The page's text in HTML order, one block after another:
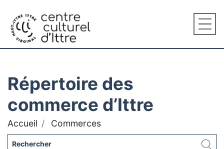
Répertoire des
commerce d’Ittre
Accueil Commerces